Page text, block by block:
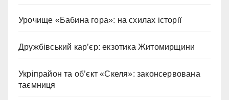
Урочище «Бабина гора»: на схилах історії
Дружбівський кар’єр: екзотика Житомирщини
Укріпрайон та об’єкт «Скеля»: законсервована
таємниця